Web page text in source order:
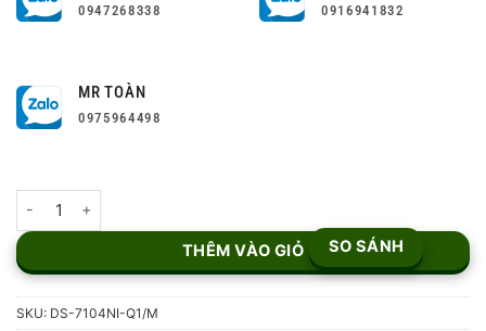
0947268338 0916941832
MR TOÀN
0975964498
THÊM VÀO GIỎ SO SÁNH
SKU: DS-7104NI-Q1/M